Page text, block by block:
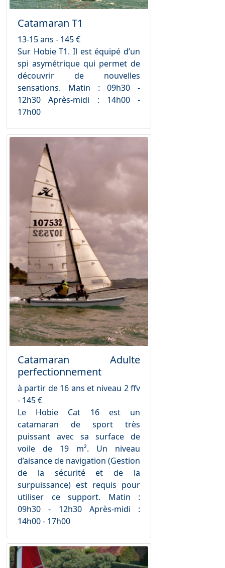
Catamaran T1
13-15 ans - 145 €
Sur Hobie T1. Il est équipé d’un
spi asymétrique qui permet de
découvrir de nouvelles
sensations. Matin : 09h30 -
12h30 Après-midi : 14h00 -
17h00
Catamaran Adulte
perfectionnement
à partir de 16 ans et niveau 2 ffv
- 145 €
Le Hobie Cat 16 est un
catamaran de sport très
puissant avec sa surface de
voile de 19 m². Un niveau
d’aisance de navigation (Gestion
de la sécurité et de la
surpuissance) est requis pour
utiliser ce support. Matin :
09h30 - 12h30 Après-midi :
14h00 - 17h00